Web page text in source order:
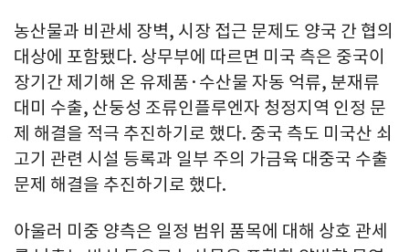
농산물과 비관세 장벽, 시장 접근 문제도 양국 간 협의
대상에 포함됐다. 상무부에 따르면 미국 측은 중국이
장기간 제기해 온 유제품·수산물 자동 억류, 분재류
대미 수출, 산둥성 조류인플루엔자 청정지역 인정 문
제 해결을 적극 추진하기로 했다. 중국 측도 미국산 쇠
고기 관련 시설 등록과 일부 주의 가금육 대중국 수출
문제 해결을 추진하기로 했다.
아울러 미중 양측은 일정 범위 품목에 대해 상호 관세